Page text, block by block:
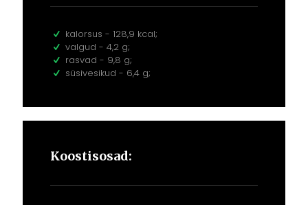
kalorsus - 128,9 kcal;
valgud - 4,2 g;
rasvad - 9,8 g;
süsivesikud - 6,4 g;
Koostisosad: